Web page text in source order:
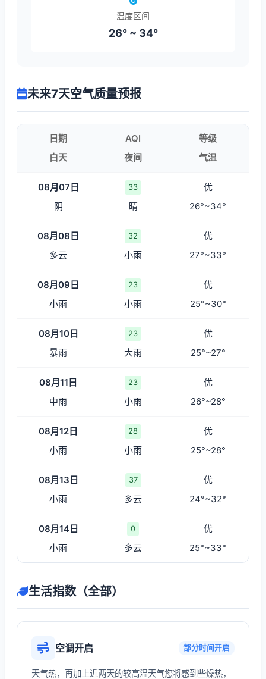
温度区间
26° ~ 34°
未来7天空气质量预报
日期 AQI
等级
白天
夜间 气温
08月07日 33
优
阴
晴 26°~34°
08月08日 32
优
多云
小雨 27°~33°
08月09日 23
优
小雨
小雨 25°~30°
08月10日 23
优
暴雨
大雨 25°~27°
08月11日 23
优
中雨
小雨 26°~28°
08月12日 28
优
小雨
小雨 25°~28°
08月13日 37
优
小雨
多云 24°~32°
08月14日 0
优
小雨
多云 25°~33°
生活指数（全部）
空调开启 部分时间开启
天气热，再加上近两天的较高温天气您将感到些燥热，